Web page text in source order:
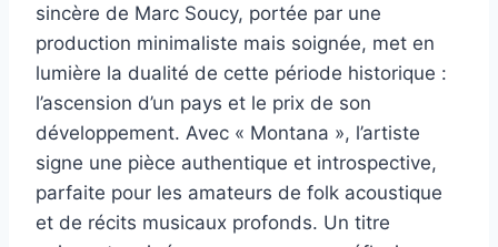
sincère de Marc Soucy, portée par une
production minimaliste mais soignée, met en
lumière la dualité de cette période historique :
l’ascension d’un pays et le prix de son
développement. Avec « Montana », l’artiste
signe une pièce authentique et introspective,
parfaite pour les amateurs de folk acoustique
et de récits musicaux profonds. Un titre